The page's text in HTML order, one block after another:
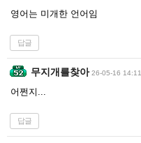
영어는 미개한 언어임
답글
무지개를찾아 26-05-16 14:11
어쩐지...
답글